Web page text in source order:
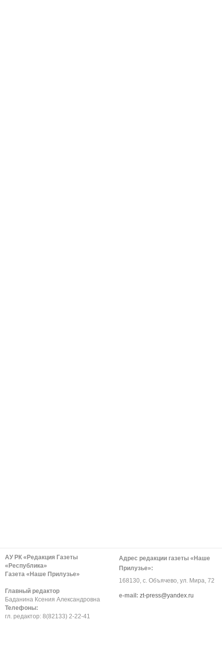
АУ РК «Редакция Газеты
«Республика»
Газета «Наше Прилузье»
Главный редактор
Баданина Ксения Александровна
Телефоны:
гл. редактор: 8(82133) 2-22-41
Адрес редакции газеты «Наше
Прилузье»:
168130, с. Объячево, ул. Мира, 72
е-mail: zt-press@yandex.ru